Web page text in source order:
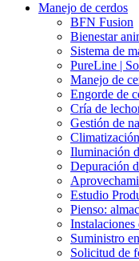
Manejo de cerdos
BFN Fusion
Bienestar
Sistema de
PureLine |
Manejo de
Engorde de
Cría de
Gestión de
Iluminación
Depuración
Estudio
Pienso:
Suministro
Solicitud de